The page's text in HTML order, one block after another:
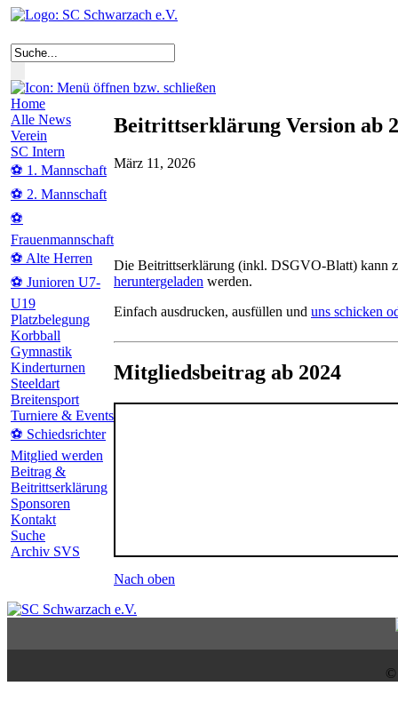
Home
Alle News
Verein
SC Intern
⚽ 1. Mannschaft
⚽ 2. Mannschaft
⚽
Frauenmannschaft
⚽ Alte Herren
⚽ Junioren U7-
U19
Platzbelegung
Korbball
Gymnastik
Kinderturnen
Steeldart
Breitensport
Turniere & Events
⚽ Schiedsrichter
Mitglied werden
Beitrag &
Beitrittserklärung
Sponsoren
Kontakt
Suche
Archiv SVS
Beitrittserklärung Version ab
März 11, 2026
Die Beitrittserklärung (inkl. DSGVO-Blatt) kann
heruntergeladen werden.
Einfach ausdrucken, ausfüllen und uns schicken
Mitgliedsbeitrag ab 2024
Nach oben
©